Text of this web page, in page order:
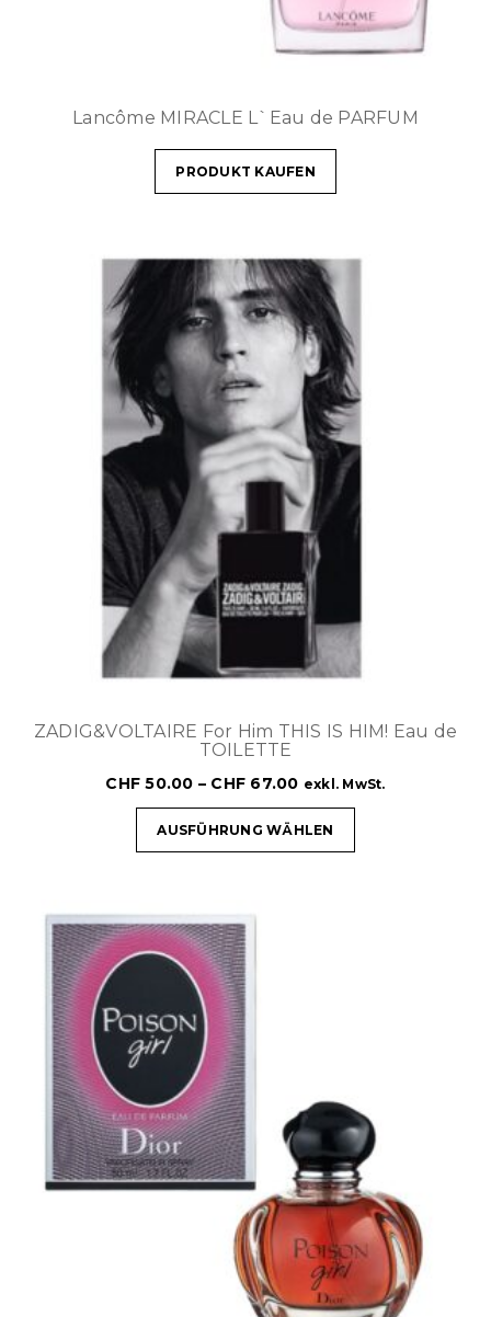
Lancôme MIRACLE L`Eau de PARFUM
PRODUKT KAUFEN
ZADIG&VOLTAIRE For Him THIS IS HIM! Eau de
TOILETTE
CHF 50.00 – CHF 67.00 exkl. MwSt.
AUSFÜHRUNG WÄHLEN